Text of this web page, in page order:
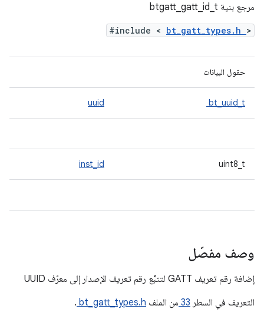
مرجع بنية btgatt_gatt_id_t
#include < bt_gatt_types.h >
حقول البيانات
bt_uuid_t
uuid
uint8_t
inst_id
وصف مفصّل
إضافة رقم تعريف GATT لتتبُّع رقم تعريف الإصدار إلى معرّف UUID
التعريف في السطر 33 من الملف bt_gatt_types.h
.